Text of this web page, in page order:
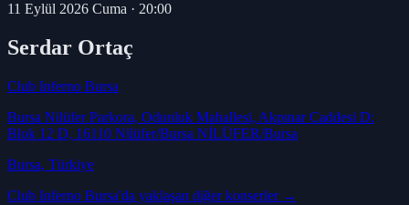
11 Eylül 2026 Cuma · 20:00
Serdar Ortaç
Club Inferno Bursa
Bursa Nilüfer Parkora, Odunluk Mahallesi, Akpınar Caddesi D:
Blok 12 D, 16110 Nilüfer/Bursa NİLÜFER/Bursa
Bursa, Türkiye
Club Inferno Bursa'da yaklaşan diğer konserler →